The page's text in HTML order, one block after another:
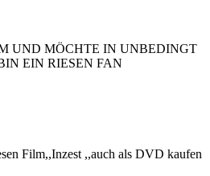
UND MÖCHTE IN UNBEDINGT
EIN RIESEN FAN
Film,,Inzest ,,auch als DVD kaufen